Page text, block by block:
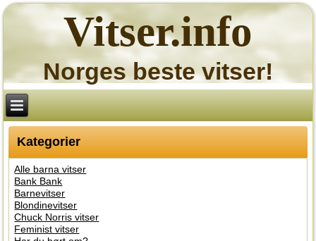
Vitser.info
Norges beste vitser!
Kategorier
Alle barna vitser
Bank Bank
Barnevitser
Blondinevitser
Chuck Norris vitser
Feminist vitser